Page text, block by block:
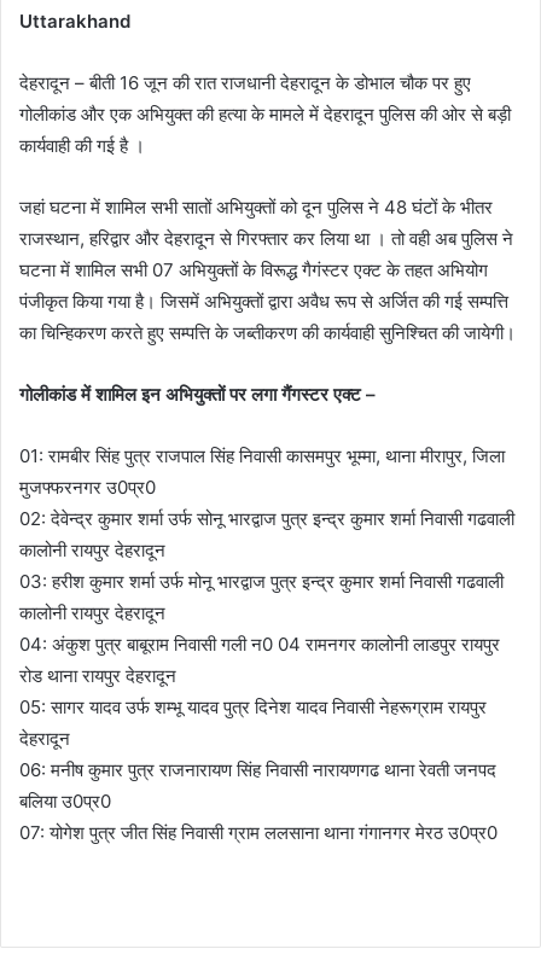
Uttarakhand
देहरादून – बीती 16 जून की रात राजधानी देहरादून के डोभाल चौक पर हुए
गोलीकांड और एक अभियुक्त की हत्या के मामले में देहरादून पुलिस की ओर से बड़ी
कार्यवाही की गई है ।
जहां घटना में शामिल सभी सातों अभियुक्तों को दून पुलिस ने 48 घंटों के भीतर
राजस्थान, हरिद्वार और देहरादून से गिरफ्तार कर लिया था । तो वही अब पुलिस ने
घटना में शामिल सभी 07 अभियुक्तों के विरूद्ध गैगंस्टर एक्ट के तहत अभियोग
पंजीकृत किया गया है। जिसमें अभियुक्तों द्वारा अवैध रूप से अर्जित की गई सम्पत्ति
का चिन्हिकरण करते हुए सम्पत्ति के जब्तीकरण की कार्यवाही सुनिश्चित की जायेगी।
गोलीकांड में शामिल इन अभियुक्तों पर लगा गैंगस्टर एक्ट –
01: रामबीर सिंह पुत्र राजपाल सिंह निवासी कासमपुर भूम्मा, थाना मीरापुर, जिला
मुजफ्फरनगर उ0प्र0
02: देवेन्द्र कुमार शर्मा उर्फ सोनू भारद्वाज पुत्र इन्द्र कुमार शर्मा निवासी गढवाली
कालोनी रायपुर देहरादून
03: हरीश कुमार शर्मा उर्फ मोनू भारद्वाज पुत्र इन्द्र कुमार शर्मा निवासी गढवाली
कालोनी रायपुर देहरादून
04: अंकुश पुत्र बाबूराम निवासी गली न0 04 रामनगर कालोनी लाडपुर रायपुर
रोड थाना रायपुर देहरादून
05: सागर यादव उर्फ शम्भू यादव पुत्र दिनेश यादव निवासी नेहरूग्राम रायपुर
देहरादून
06: मनीष कुमार पुत्र राजनारायण सिंह निवासी नारायणगढ थाना रेवती जनपद
बलिया उ0प्र0
07: योगेश पुत्र जीत सिंह निवासी ग्राम ललसाना थाना गंगानगर मेरठ उ0प्र0